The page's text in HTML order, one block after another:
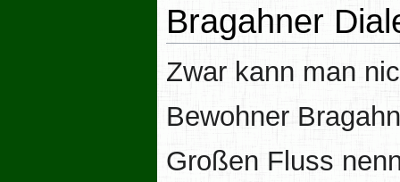
Bragahner
Zwar kann man
Bewohner
Großen Fluss